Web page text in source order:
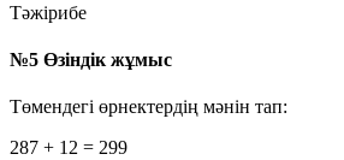
Тәжірибе
№5 Өзіндік жұмыс
Төмендегі өрнектердің мәнін тап:
287 + 12 = 299